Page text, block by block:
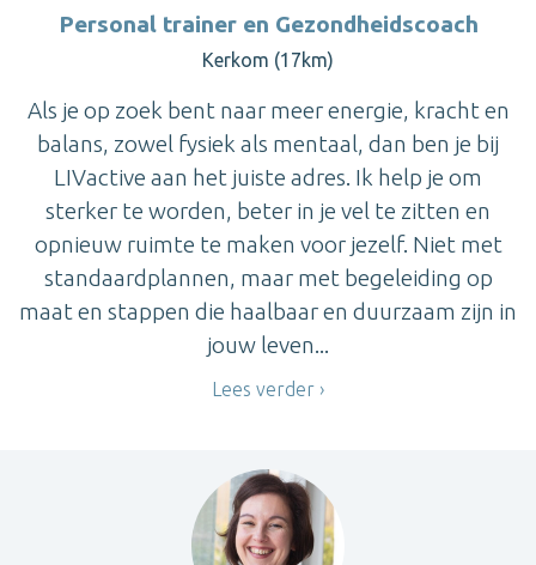
Personal trainer en Gezondheidscoach
Kerkom (17km)
Als je op zoek bent naar meer energie, kracht en
balans, zowel fysiek als mentaal, dan ben je bij
LIVactive aan het juiste adres. Ik help je om
sterker te worden, beter in je vel te zitten en
opnieuw ruimte te maken voor jezelf. Niet met
standaardplannen, maar met begeleiding op
maat en stappen die haalbaar en duurzaam zijn in
jouw leven...
Lees verder